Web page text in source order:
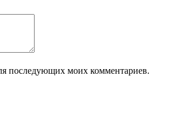
последующих моих комментариев.